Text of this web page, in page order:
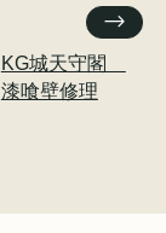
KG城天守閣
漆喰壁修理